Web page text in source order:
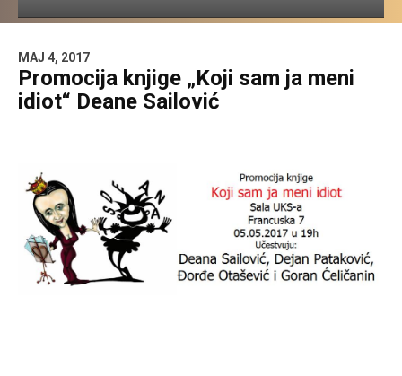
MAJ 4, 2017
Promocija knjige „Koji sam ja meni
idiot“ Deane Sailović